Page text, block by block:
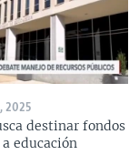
2025
destinar fondos
educación